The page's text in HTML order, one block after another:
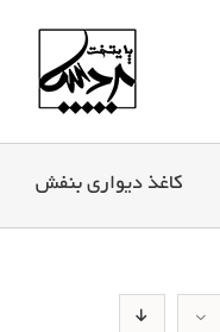
کاغذ دیواری بنفش